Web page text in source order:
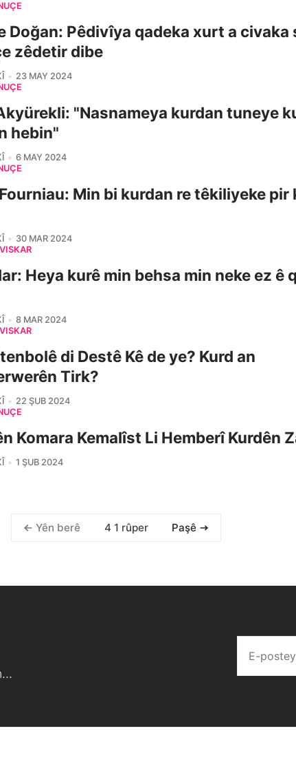
Doğan: Pêdivîya qadeka xurt a civaka
zêdetir dibe
23 MAY 2024
"Nasnameya kurdan tuneye
hebin"
6 MAY 2024
Min bi kurdan re têkiliyeke pir
30 MAR 2024
Heya kurê min behsa min neke ez ê
8 MAR 2024
di Destê Kê de ye? Kurd an
Tirk?
22 ŞUB 2024
Komara Kemalîst Li Hemberî Kurdên
1 ŞUB 2024
Yên berê 4 1 rûper Paşê